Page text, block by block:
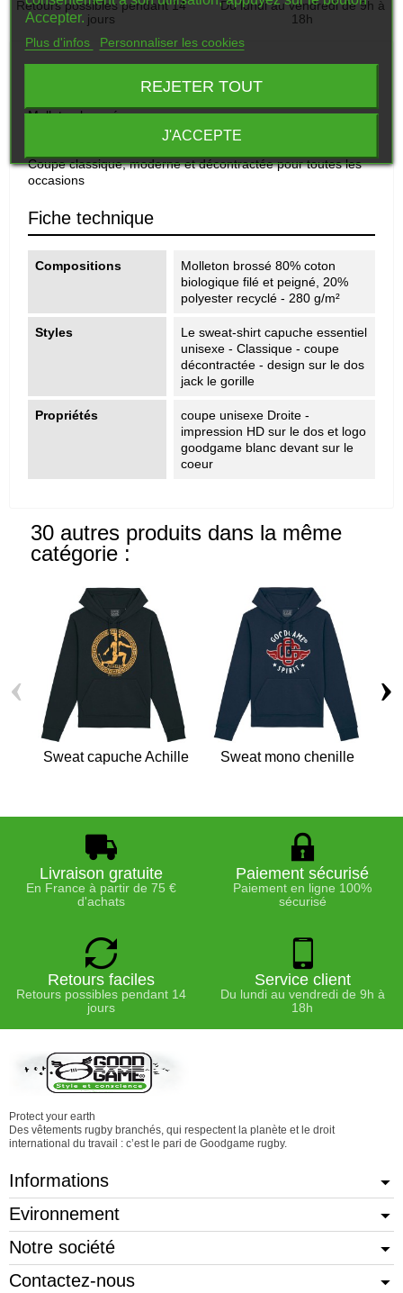
Retours possibles pendant 14
jours
Du lundi au vendredi de 9h à
18h
Molleton brossé
80% coton biologique filé et peigné, 20% polyester recyclé -
Coupe classique, moderne et décontractée pour toutes les
occasions
Fiche technique
Compositions
Molleton brossé 80% coton
biologique filé et peigné, 20%
polyester recyclé - 280 g/m²
Styles
Le sweat-shirt capuche essentiel
unisexe - Classique - coupe
décontractée - design sur le dos
jack le gorille
Propriétés
coupe unisexe Droite -
impression HD sur le dos et logo
goodgame blanc devant sur le
coeur
30 autres produits dans la même
catégorie :
Sweat capuche Achille Sweat mono chenille
‹ ›
Livraison gratuite
En France à partir de 75 €
d'achats
Paiement sécurisé
Paiement en ligne 100%
sécurisé
Retours faciles
Retours possibles pendant 14
jours
Service client
Du lundi au vendredi de 9h à
18h
Protect your earth
Des vêtements rugby branchés, qui respectent la planète et le droit
international du travail : c’est le pari de Goodgame rugby.
Informations
Evironnement
Notre société
Contactez-nous
Accepter.
Plus d'infos Personnaliser les cookies
REJETER TOUT
J'ACCEPTE